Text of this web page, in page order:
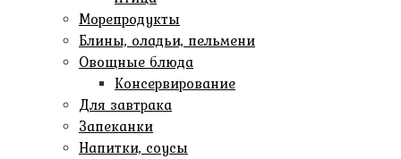
Морепродукты
Блины, оладьи, пельмени
Овощные блюда
Консервирование
Для завтрака
Запеканки
Напитки, соусы